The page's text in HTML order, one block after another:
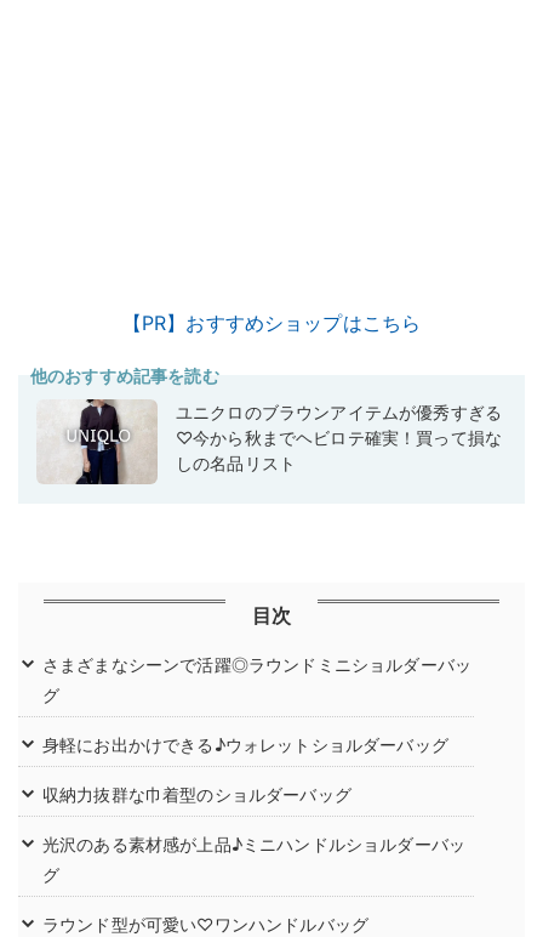
【PR】おすすめショップはこちら
他のおすすめ記事を読む
ユニクロのブラウンアイテムが優秀すぎる
♡今から秋までヘビロテ確実！買って損な
しの名品リスト
目次
さまざまなシーンで活躍◎ラウンドミニショルダーバッ
グ
身軽にお出かけできる♪ウォレットショルダーバッグ
収納力抜群な巾着型のショルダーバッグ
光沢のある素材感が上品♪ミニハンドルショルダーバッ
グ
ラウンド型が可愛い♡ワンハンドルバッグ